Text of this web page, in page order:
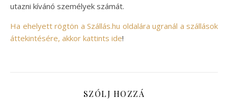
utazni kívánó személyek számát.
Ha ehelyett rögtön a Szállás.hu oldalára ugranál a szállások
áttekintésére, akkor kattints ide!
SZÓLJ HOZZÁ